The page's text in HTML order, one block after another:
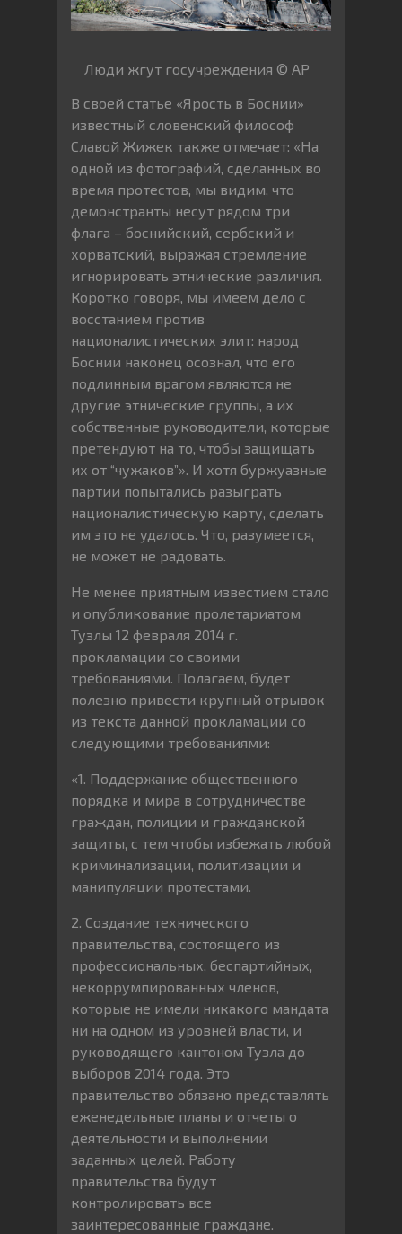
Люди жгут госучреждения © AP
В своей статье «Ярость в Боснии»
известный словенский философ
Славой Жижек также отмечает: «На
одной из фотографий, сделанных во
время протестов, мы видим, что
демонстранты несут рядом три
флага – боснийский, сербский и
хорватский, выражая стремление
игнорировать этнические различия.
Коротко говоря, мы имеем дело с
восстанием против
националистических элит: народ
Боснии наконец осознал, что его
подлинным врагом являются не
другие этнические группы, а их
собственные руководители, которые
претендуют на то, чтобы защищать
их от “чужаков”». И хотя буржуазные
партии попытались разыграть
националистическую карту, сделать
им это не удалось. Что, разумеется,
не может не радовать.
Не менее приятным известием стало
и опубликование пролетариатом
Тузлы 12 февраля 2014 г.
прокламации со своими
требованиями. Полагаем, будет
полезно привести крупный отрывок
из текста данной прокламации со
следующими требованиями:
«1. Поддержание общественного
порядка и мира в сотрудничестве
граждан, полиции и гражданской
защиты, с тем чтобы избежать любой
криминализации, политизации и
манипуляции протестами.
2. Создание технического
правительства, состоящего из
профессиональных, беспартийных,
некоррумпированных членов,
которые не имели никакого мандата
ни на одном из уровней власти, и
руководящего кантоном Тузла до
выборов 2014 года. Это
правительство обязано представлять
еженедельные планы и отчеты о
деятельности и выполнении
заданных целей. Работу
правительства будут
контролировать все
заинтересованные граждане.